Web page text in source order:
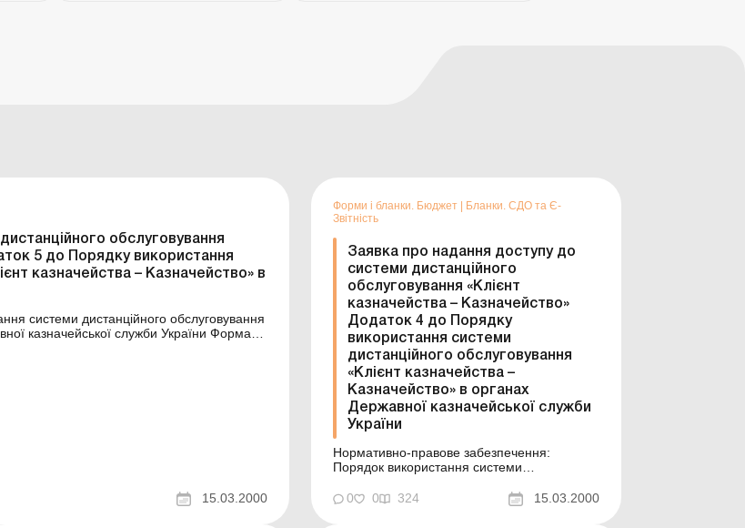
обслуговування
5 до Порядку використання
казначейства – Казначейство» в
служби України Форма:
15.03.2000
Форми і бланки. Бюджет
Бланки. СДО та Є-
Звітність
Заявка про надання доступу до
системи дистанційного
обслуговування «Клієнт
казначейства – Казначейство»
Додаток 4 до Порядку
використання системи
дистанційного обслуговування
«Клієнт казначейства –
Казначейство» в органах
Державної казначейської служби
України
Нормативно-правове забезпечення:
Порядок використання системи
казначейства – Казначейство» в органах
Державної казначейської служби України
0 0 324 15.03.2000